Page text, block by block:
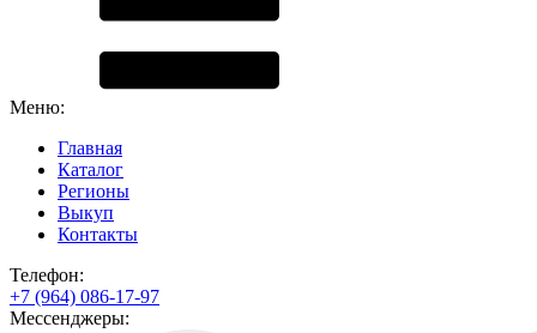
Меню:
Главная
Каталог
Регионы
Выкуп
Контакты
Телефон:
+7 (964) 086-17-97
Мессенджеры: